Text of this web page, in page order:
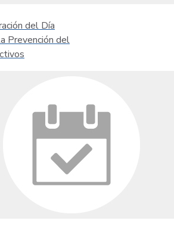
del Día
Prevención del